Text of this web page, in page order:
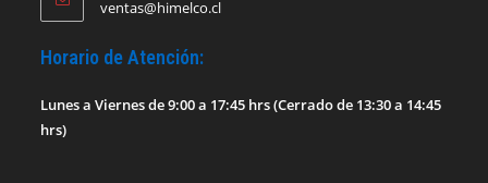
ventas@himelco.clSe
Horario de Atención:
Lunes a Viernes de 9:00 a 17:45 hrs (Cerrado de 13:30 a 14:45
hrs)